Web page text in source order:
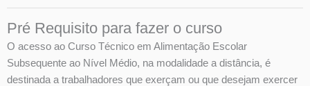
Pré Requisito para fazer o curso
O acesso ao Curso Técnico em Alimentação Escolar
Subsequente ao Nível Médio, na modalidade a distância, é
destinada a trabalhadores que exerçam ou que desejam exercer